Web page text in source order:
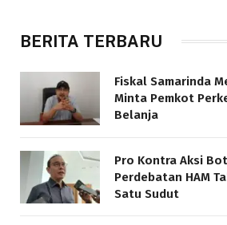
BERITA TERBARU
Fiskal Samarinda
Minta Pemkot
Belanja
Pro Kontra Aksi
Perdebatan HAM
Satu Sudut